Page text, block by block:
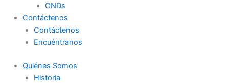
ONDs
Contáctenos
Contáctenos
Encuéntranos
Quiénes Somos
Historia